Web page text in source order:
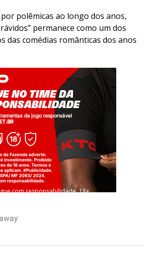
polêmicas ao longo dos anos,
permanece como um dos
das comédias românticas dos anos
com responsabilidade. 18+